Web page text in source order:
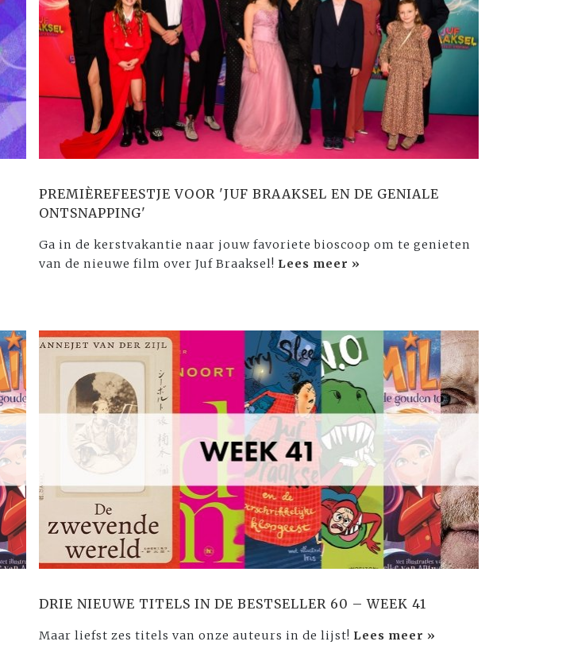
PREMIÈREFEESTJE VOOR 'JUF BRAAKSEL EN DE GENIALE
ONTSNAPPING'
Ga in de kerstvakantie naar jouw favoriete bioscoop om te genieten
van de nieuwe film over Juf Braaksel! Lees meer »
DRIE NIEUWE TITELS IN DE BESTSELLER 60 – WEEK 41
Maar liefst zes titels van onze auteurs in de lijst! Lees meer »